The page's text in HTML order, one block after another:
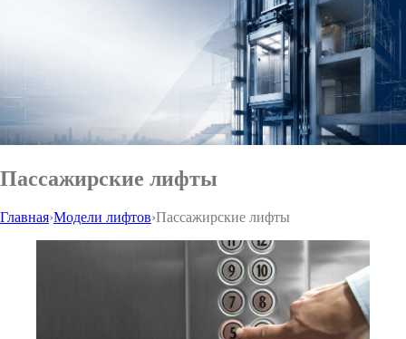
Пассажирские лифты
Главная›Модели лифтов›Пассажирские лифты